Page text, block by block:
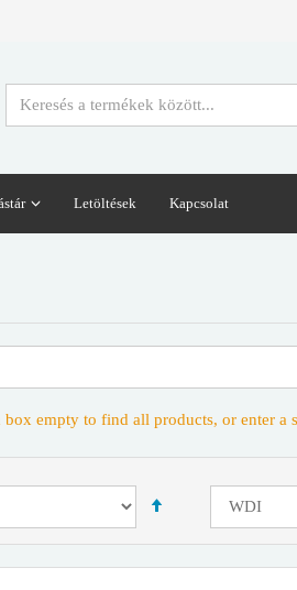
Letöltések Kapcsolat
box empty to find all products, or enter a